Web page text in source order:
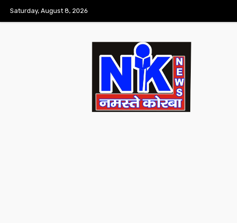
Saturday, August 8, 2026